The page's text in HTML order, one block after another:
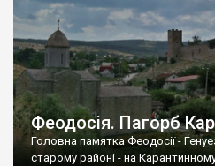
Феодосія. Пагорб
Головна памятка Феодосії -
старому районі - на